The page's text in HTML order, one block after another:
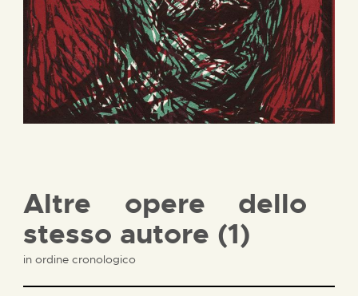
Altre opere dello
stesso autore (1)
in ordine cronologico